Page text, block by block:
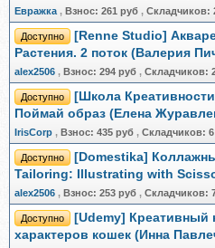
Евражкa , Взнос: 261 руб , Складчиков:
Доступно
[Renne Studio]
Растения. 2 поток (Валерия
alex2506 , Взнос: 294 руб , Складчиков:
Доступно
[Школа
Поймай образ (Елена
IrisCorp , Взнос: 435 руб , Складчиков: 6
Доступно
[Domestika]
Tailoring: Illustrating with
alex2506 , Взнос: 253 руб , Складчиков:
Доступно
[Udemy] Креативный
характеров кошек (Инна